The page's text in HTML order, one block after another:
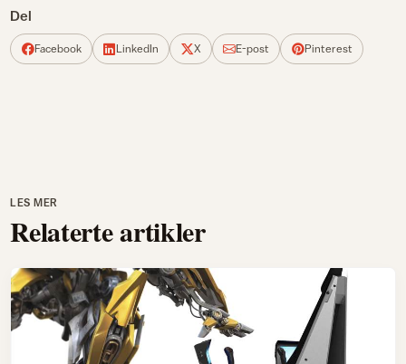
Del
Facebook LinkedIn X E-post Pinterest
LES MER
Relaterte artikler